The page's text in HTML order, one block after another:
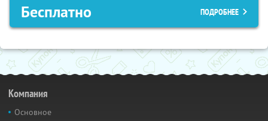
Бесплатно ПОДРОБНЕЕ
Компания
Основное